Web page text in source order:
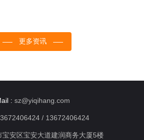
更多资讯
: sz@yiqihang.com
/ 13672406424
宝安区宝安大道建润商务大厦5楼